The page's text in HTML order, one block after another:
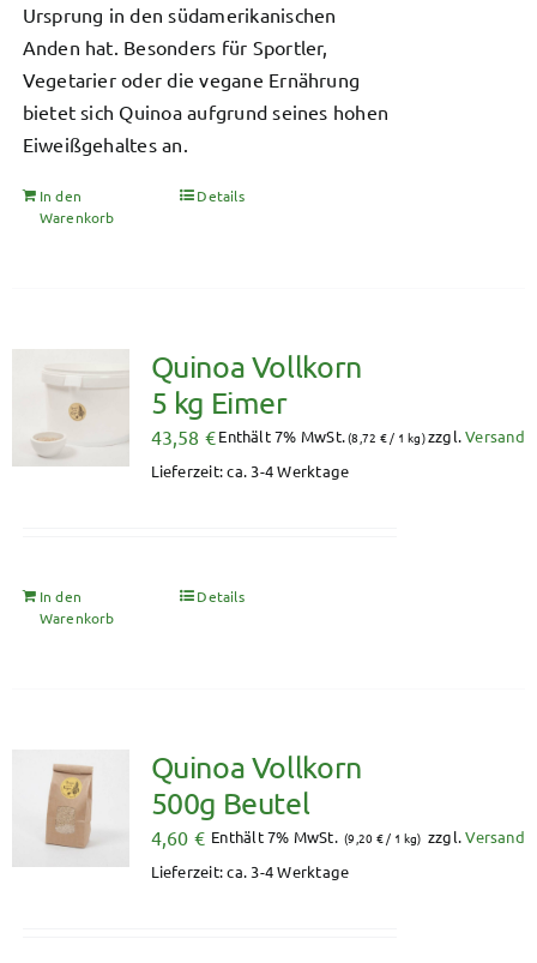
Ursprung in den südamerikanischen
Anden hat. Besonders für Sportler,
Vegetarier oder die vegane Ernährung
bietet sich Quinoa aufgrund seines hohen
Eiweißgehaltes an.
In den
Warenkorb
Details
Quinoa Vollkorn
5 kg Eimer
43,58 €Enthält 7% MwSt.(8,72 €/ 1 kg)zzgl.Versand
Lieferzeit: ca. 3-4 Werktage
In den
Warenkorb
Details
Quinoa Vollkorn
500g Beutel
4,60 € Enthält 7% MwSt. (9,20 €/ 1 kg) zzgl.Versand
Lieferzeit: ca. 3-4 Werktage